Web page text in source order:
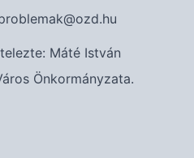
Máté István
Önkormányzata.